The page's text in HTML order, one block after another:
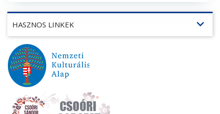
HASZNOS LINKEK expand_more